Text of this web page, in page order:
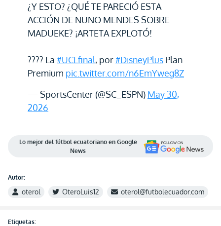
¿Y ESTO? ¿QUÉ TE PARECIÓ ESTA
ACCIÓN DE NUNO MENDES SOBRE
MADUEKE? ¡ARTETA EXPLOTÓ!
???? La #UCLfinal, por#DisneyPlus Plan
Premium pic.twitter.com/n6EmYweg8Z
— SportsCenter (@SC_ESPN) May 30,
2026
Lo mejor del fútbol ecuatoriano en Google
News
Autor:
oterol OteroLuis12 oterol@futbolecuador.com
Etiquetas: